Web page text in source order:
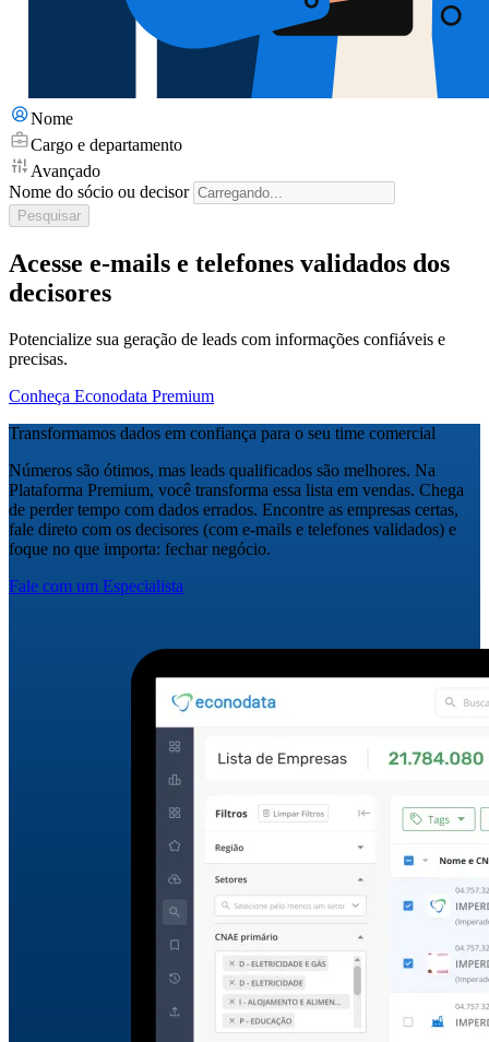
Nome
Cargo e departamento
Avançado
Nome do sócio ou decisor
Pesquisar
Acesse e-mails e telefones validados dos
decisores
Potencialize sua geração de leads com informações confiáveis e
precisas.
Conheça Econodata Premium
Transformamos dados em confiança para o seu time comercial
Números são ótimos, mas leads qualificados são melhores. Na
Plataforma Premium, você transforma essa lista em vendas. Chega
de perder tempo com dados errados. Encontre as empresas certas,
fale direto com os decisores (com e-mails e telefones validados) e
foque no que importa: fechar negócio.
Fale com um Especialista